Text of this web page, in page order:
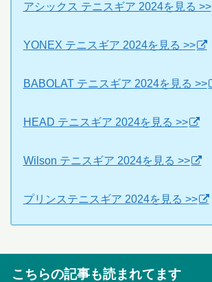
アシックス テニスギア 2024を見る >>
YONEX テニスギア 2024を見る >>
BABOLAT テニスギア 2024を見る >>
HEAD テニスギア 2024を見る >>
Wilson テニスギア 2024を見る >>
プリンステニスギア 2024を見る >>
こちらの記事も読まれてます